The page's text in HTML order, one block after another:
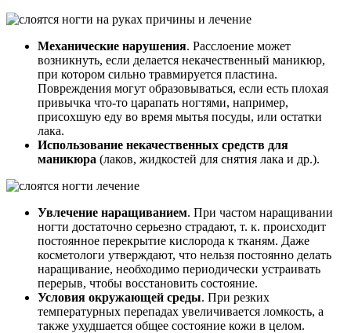
Механические нарушения. Расслоение может
возникнуть, если делается некачественный маникюр,
при котором сильно травмируется пластина.
Повреждения могут образовываться, если есть плохая
привычка что-то царапать ногтями, например,
присохшую еду во время мытья посуды, или остатки
лака.
Использование некачественных средств для
маникюра (лаков, жидкостей для снятия лака и др.).
Увлечение наращиванием. При частом наращивании
ногти достаточно серьезно страдают, т. к. происходит
постоянное перекрытие кислорода к тканям. Даже
косметологи утверждают, что нельзя постоянно делать
наращивание, необходимо периодически устраивать
перерыв, чтобы восстановить состояние.
Условия окружающей среды. При резких
температурных перепадах увеличивается ломкость, а
также ухудшается общее состояние кожи в целом.